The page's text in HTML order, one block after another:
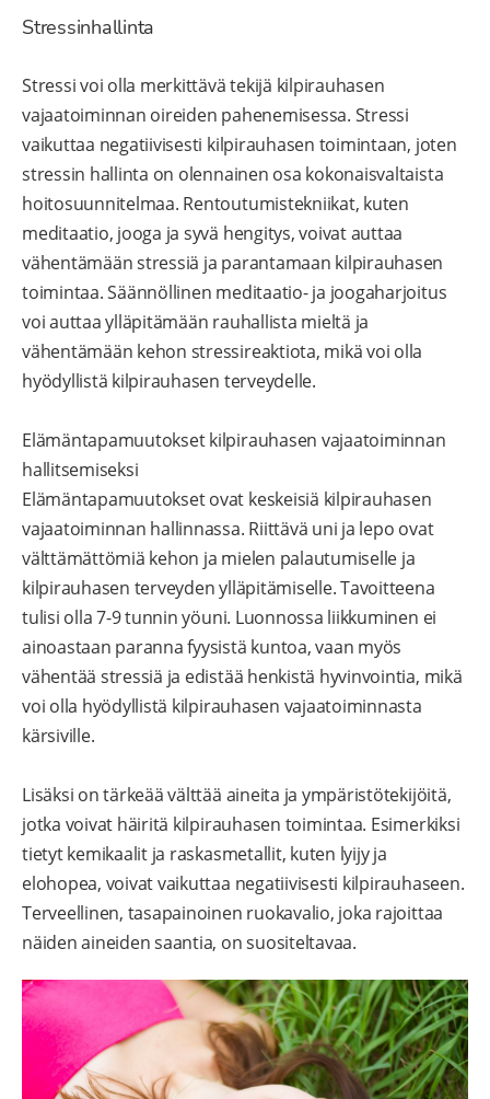
Stressinhallinta
Stressi voi olla merkittävä tekijä kilpirauhasen
vajaatoiminnan oireiden pahenemisessa. Stressi
vaikuttaa negatiivisesti kilpirauhasen toimintaan, joten
stressin hallinta on olennainen osa kokonaisvaltaista
hoitosuunnitelmaa. Rentoutumistekniikat, kuten
meditaatio, jooga ja syvä hengitys, voivat auttaa
vähentämään stressiä ja parantamaan kilpirauhasen
toimintaa. Säännöllinen meditaatio- ja joogaharjoitus
voi auttaa ylläpitämään rauhallista mieltä ja
vähentämään kehon stressireaktiota, mikä voi olla
hyödyllistä kilpirauhasen terveydelle.
Elämäntapamuutokset kilpirauhasen vajaatoiminnan
hallitsemiseksi
Elämäntapamuutokset ovat keskeisiä kilpirauhasen
vajaatoiminnan hallinnassa. Riittävä uni ja lepo ovat
välttämättömiä kehon ja mielen palautumiselle ja
kilpirauhasen terveyden ylläpitämiselle. Tavoitteena
tulisi olla 7-9 tunnin yöuni. Luonnossa liikkuminen ei
ainoastaan paranna fyysistä kuntoa, vaan myös
vähentää stressiä ja edistää henkistä hyvinvointia, mikä
voi olla hyödyllistä kilpirauhasen vajaatoiminnasta
kärsiville.
Lisäksi on tärkeää välttää aineita ja ympäristötekijöitä,
jotka voivat häiritä kilpirauhasen toimintaa. Esimerkiksi
tietyt kemikaalit ja raskasmetallit, kuten lyijy ja
elohopea, voivat vaikuttaa negatiivisesti kilpirauhaseen.
Terveellinen, tasapainoinen ruokavalio, joka rajoittaa
näiden aineiden saantia, on suositeltavaa.